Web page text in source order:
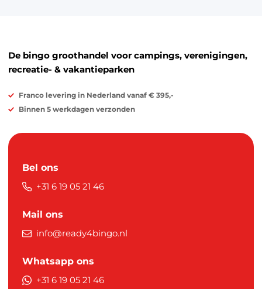
De bingo groothandel voor campings, verenigingen,
recreatie- & vakantieparken
Franco levering in Nederland vanaf € 395,-
Binnen 5 werkdagen verzonden
Bel ons
+31 6 19 05 21 46
Mail ons
info@ready4bingo.nl
Whatsapp ons
+31 6 19 05 21 46